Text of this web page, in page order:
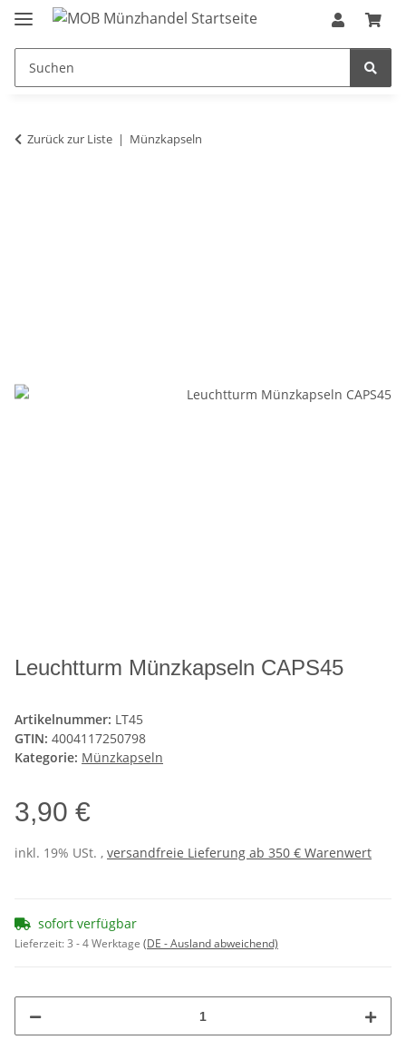
Zurück zur Liste Münzkapseln
Leuchtturm Münzkapseln CAPS45
Artikelnummer: LT45
GTIN: 4004117250798
Kategorie: Münzkapseln
3,90 €
inkl. 19% USt. , versandfreie Lieferung ab 350 € Warenwert
sofort verfügbar
Lieferzeit:3 - 4 Werktage (DE - Ausland abweichend)